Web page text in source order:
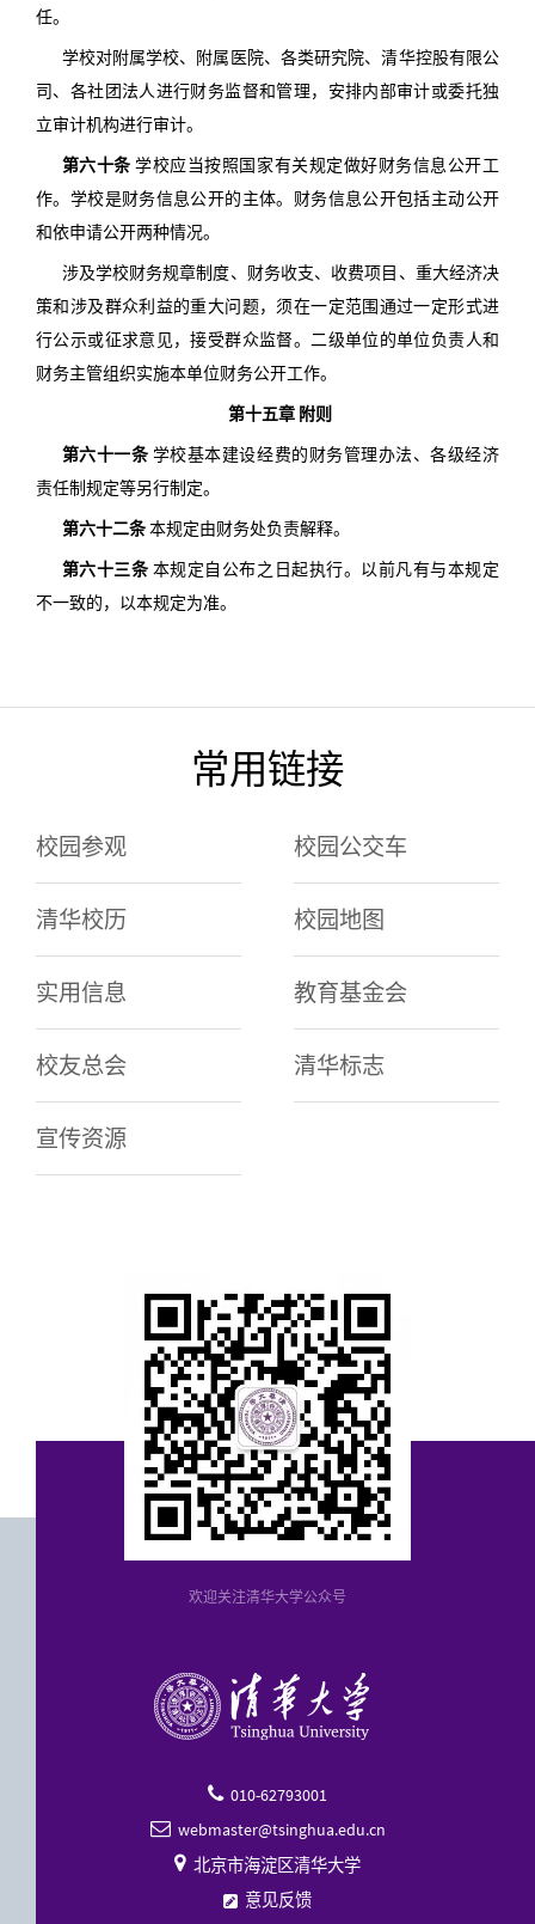
任。
学校对附属学校、附属医院、各类研究院、清华控股有限公
司、各社团法人进行财务监督和管理，安排内部审计或委托独
立审计机构进行审计。
第六十条学校应当按照国家有关规定做好财务信息公开工
作。学校是财务信息公开的主体。财务信息公开包括主动公开
和依申请公开两种情况。
涉及学校财务规章制度、财务收支、收费项目、重大经济决
策和涉及群众利益的重大问题，须在一定范围通过一定形式进
行公示或征求意见，接受群众监督。二级单位的单位负责人和
财务主管组织实施本单位财务公开工作。
第十五章 附则
第六十一条 学校基本建设经费的财务管理办法、各级经济
责任制规定等另行制定。
第六十二条本规定由财务处负责解释。
第六十三条 本规定自公布之日起执行。以前凡有与本规定
不一致的，以本规定为准。
常用链接
校园参观 校园公交车
清华校历 校园地图
实用信息 教育基金会
校友总会 清华标志
宣传资源
欢迎关注清华大学公众号
 010-62793001
 webmaster@tsinghua.edu.cn
 北京市海淀区清华大学
意见反馈